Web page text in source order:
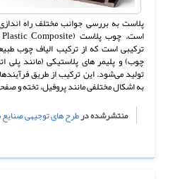
پلاست به بررسی جوانب مختلف راه
ترکیبی است که از ترکیب الیاف چوب
تولید می‌شود. این ترکیب از طریق
به اشکال مختلفی مانند پروفیل، تخته و
منتشرشده درطرح های توجیهی